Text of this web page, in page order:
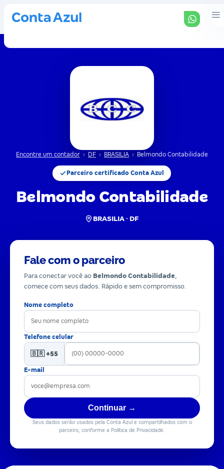
Encontre um contador › DF › BRASILIA › Belmondo Contabilidade
Parceiro certificado Conta Azul
Belmondo Contabilidade
BRASILIA · DF
Fale com o parceiro
Para conectar você ao Belmondo Contabilidade,
comece com seus dados. Rápido e sem compromisso.
Nome completo
Telefone celular
🇧🇷 +55
E-mail
Continuar →
Seus dados serão usados pela Conta Azul e compartilhados com o
parceiro, conforme a Política de Privacidade.